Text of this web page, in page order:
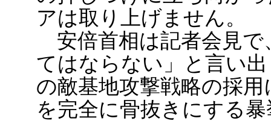
アは取り上げません。
安倍首相は記者会見で
てはならない」と言い
の敵基地攻撃戦略の採
を完全に骨抜きにする